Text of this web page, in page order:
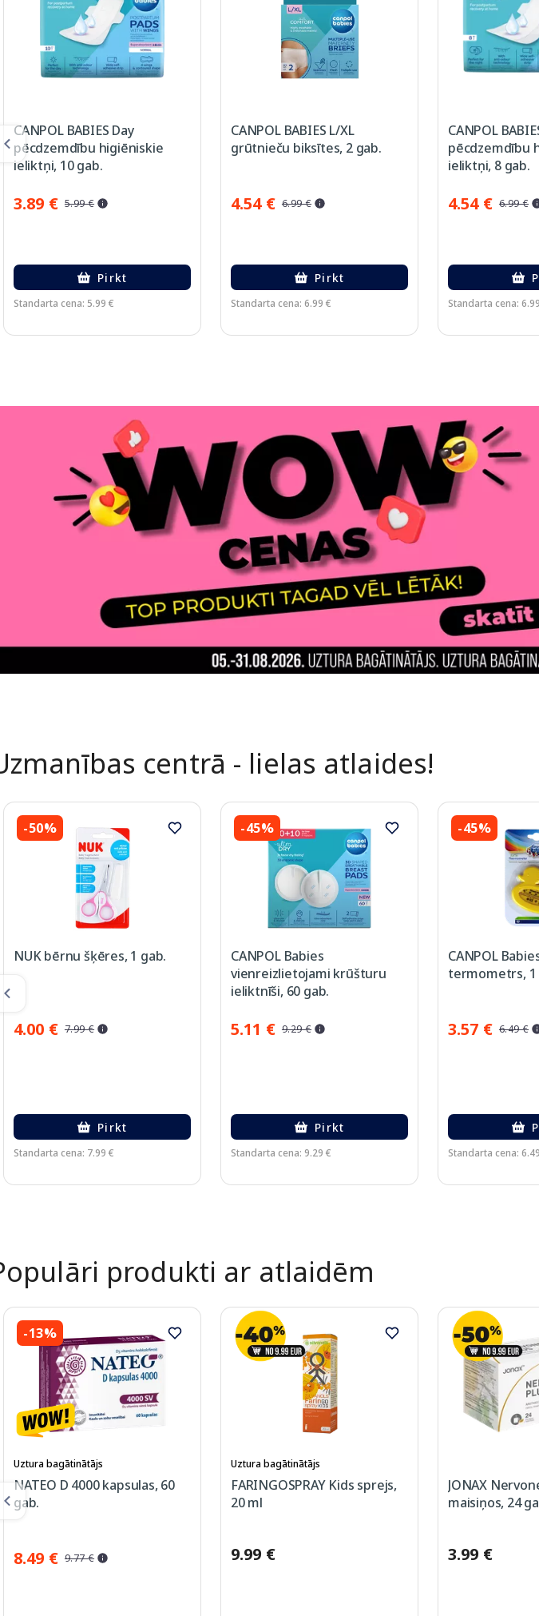
CANPOL BABIES Day
pēcdzemdību higiēniskie
ieliktņi, 10 gab.
3.89 € 5.99 €
Pirkt
Standarta cena: 5.99 €
CANPOL BABIES L/XL
grūtnieču biksītes, 2 gab.
4.54 € 6.99 €
Pirkt
Standarta cena: 6.99 €
CANPOL
pēcdzemdību
ieliktņi, 8 gab.
4.54 € 6.99 €
Standarta cena:
centrā - lielas atlaides!
-50%
NUK bērnu šķēres, 1 gab.
4.00 € 7.99 €
Pirkt
Standarta cena: 7.99 €
-45%
CANPOL Babies
vienreizlietojami krūšturu
ieliktnīši, 60 gab.
5.11 € 9.29 €
Pirkt
Standarta cena: 9.29 €
-45%
CANPOL
termometrs, 1
3.57 € 6.49 €
Standarta cena:
produkti ar atlaidēm
-13%
Uztura bagātinātājs
NATEO D 4000 kapsulas, 60
gab.
8.49 € 9.77 €
Uztura bagātinātājs
FARINGOSPRAY Kids sprejs,
20 ml
9.99 €
JONAX
maisiņos, 24
3.99 €